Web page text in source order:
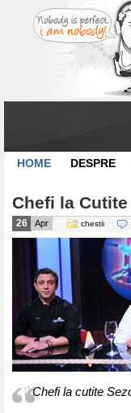
HOME DESPRE
Chefi la
26 Apr chestii
Chefi la cutite